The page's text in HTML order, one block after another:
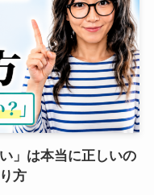
」は本当に正しいの
方